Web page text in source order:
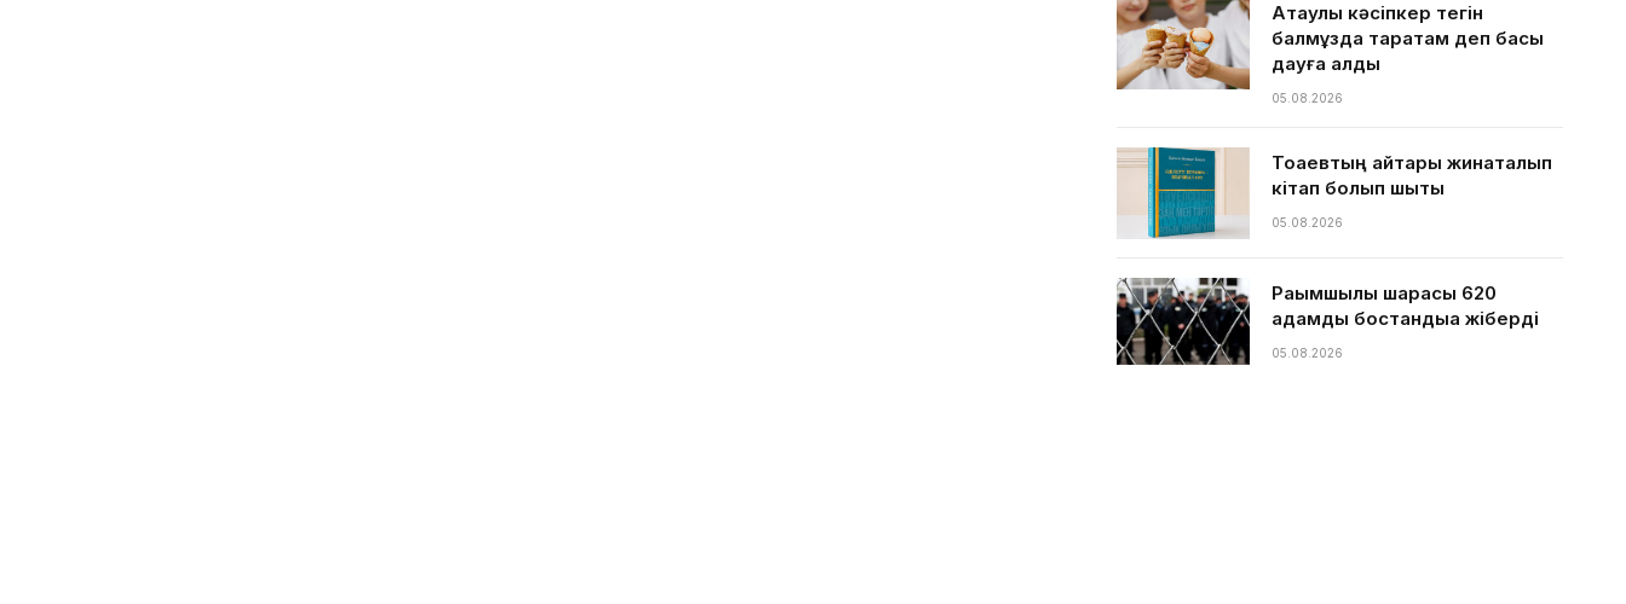
Ақтаулық кәсіпкер тегін
балмұздақ таратам деп басы
дауға қалды
05.08.2026
Тоқаевтың айтқары жинақталып
кітап болып шықты
05.08.2026
Рақымшылық шарасы 620
адамды бостандыққа жіберді
05.08.2026